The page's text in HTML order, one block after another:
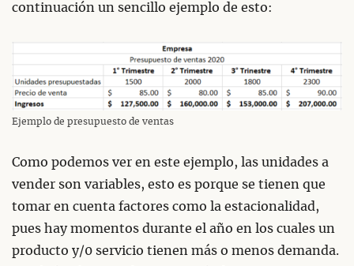
continuación un sencillo ejemplo de esto:
Ejemplo de presupuesto de ventas
Como podemos ver en este ejemplo, las unidades a
vender son variables, esto es porque se tienen que
tomar en cuenta factores como la estacionalidad,
pues hay momentos durante el año en los cuales un
producto y/0 servicio tienen más o menos demanda.